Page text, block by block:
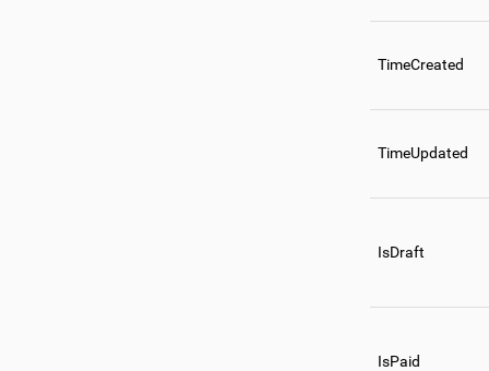
TimeCreated
TimeUpdated
IsDraft
IsPaid